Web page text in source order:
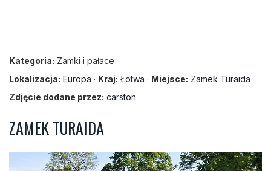
Kategoria: Zamki i pałace
Lokalizacja: Europa · Kraj: Łotwa · Miejsce: Zamek Turaida
Zdjęcie dodane przez: carston
ZAMEK TURAIDA